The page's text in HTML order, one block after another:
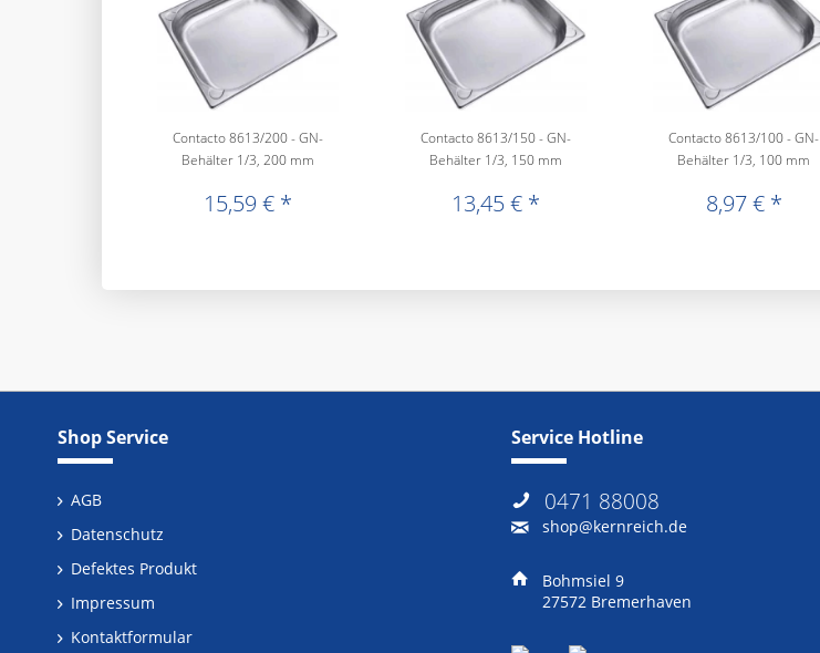
Contacto 8613/200 - GN-
Behälter 1/3, 200 mm
15,59 € *
Contacto 8613/150 - GN-
Behälter 1/3, 150 mm
13,45 € *
Contacto 8613/100 - GN-
Behälter 1/3, 100 mm
8,97 € *
Shop Service
AGB
Datenschutz
Defektes Produkt
Impressum
Kontaktformular
Service Hotline
0471 88008
shop@kernreich.de
Bohmsiel 9
27572 Bremerhaven